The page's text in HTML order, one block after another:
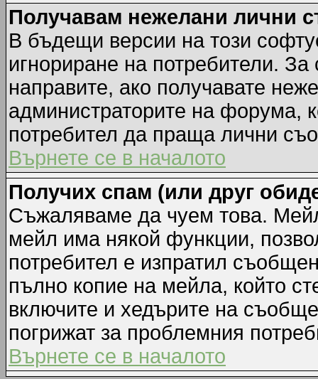
Получавам нежелани лични
В бъдещи версии на този
игнориране на потребители.
направите, ако получавате
администраторите на форума,
потребител да праща лични
Върнете се в началото
Получих спам (или друг
Съжаляваме да чуем това.
мейл има някой функции,
потребител е изпратил
пълно копие на мейла, който
включите и хедърите на
погрижат за проблемния
Върнете се в началото